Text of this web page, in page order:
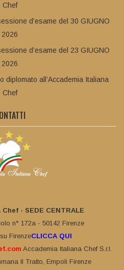
Chef
d’esame del 30 GIUGNO
2026
d’esame del 23 GIUGNO
2026
diplomato all’Accademia Italiana
Chef
- SEDE CENTRALE
n° 172a - 50142 Firenze
FirenzeCLICCA QUI
Accademia Italiana Chef S.r.l.
II Tratto, Empoli Firenze